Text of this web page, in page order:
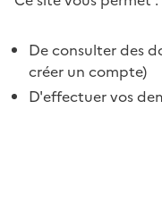
De consulter des
créer un compte)
D'effectuer vos